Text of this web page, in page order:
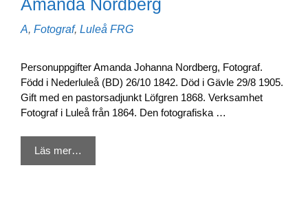
Amanda Nordberg
Kategorier
A, Fotograf, Luleå Etiketter
FRG
Personuppgifter Amanda Johanna Nordberg, Fotograf.
Född i Nederluleå (BD) 26/10 1842. Död i Gävle 29/8 1905.
Gift med en pastorsadjunkt Löfgren 1868. Verksamhet
Fotograf i Luleå från 1864. Den fotografiska …
Läs mer…